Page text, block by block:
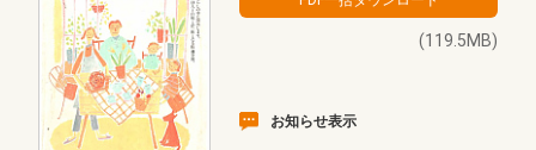
(119.5MB)
お知らせ表示